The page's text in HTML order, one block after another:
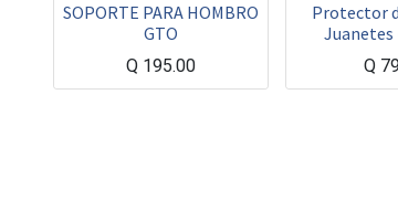
SOPORTE PARA HOMBRO
GTO
Q 195.00
Protector
Juanetes
Q